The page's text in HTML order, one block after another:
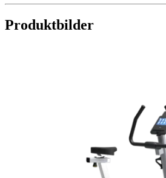
Produktbilder